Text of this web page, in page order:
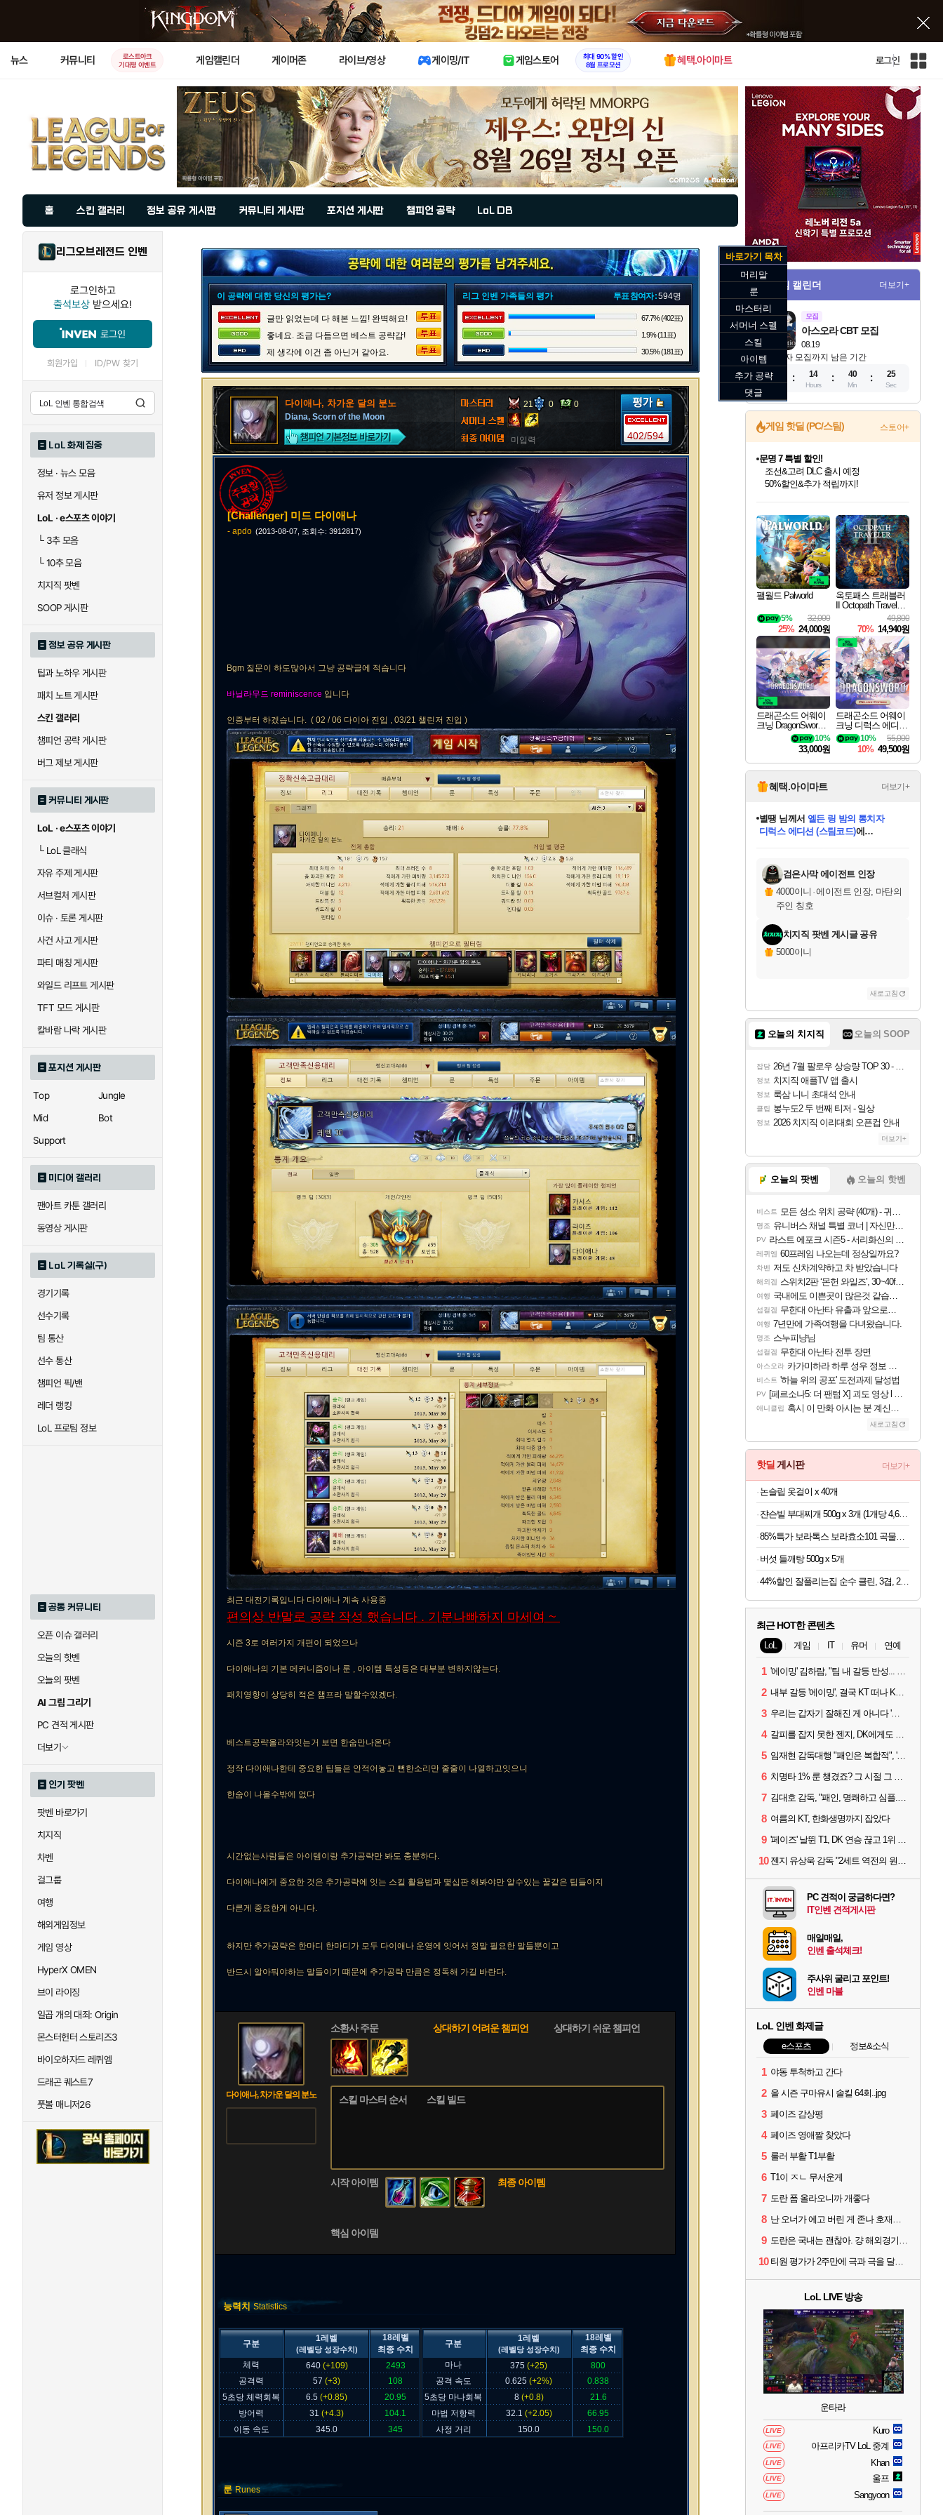
X
뉴스 커뮤니티
로스트아크
기대평 이벤트
게임캘린더 게이머존 라이브/영상 게이밍/IT 게임스토어
최대 90% 할인
8월 프로모션
혜택.아이마트 로그인
인
전
체
사
이
트
맵
홈 스킨 갤러리 정보 공유 게시판 커뮤니티 게시판 포지션 게시판 챔피언 공략 LoL DB
리그오브레전드 인벤
로그인하고
출석보상 받으세요!
로그인
회원가입 ID/PW 찾기
LoL 화제 집중
정보 · 뉴스 모음
유저 정보 게시판
LoL · e스포츠 이야기
└3추 모음
└10추 모음
치지직 팟벤
SOOP 게시판
정보 공유 게시판
팁과 노하우 게시판
패치 노트 게시판
스킨 갤러리
챔피언 공략 게시판
버그 제보 게시판
커뮤니티 게시판
LoL · e스포츠 이야기
└LoL 클래식
자유 주제 게시판
서브컬처 게시판
이슈 · 토론 게시판
사건 사고 게시판
파티 매칭 게시판
와일드 리프트 게시판
TFT 모드 게시판
칼바람 나락 게시판
포지션 게시판
Top
Jungle
Mid
Bot
Support
미디어 갤러리
팬아트 카툰 갤러리
동영상 게시판
LoL 기록실(구)
경기기록
선수기록
팀 통산
선수 통산
챔피언 픽/밴
레더 랭킹
LoL 프로팀 정보
공통 커뮤니티
오픈 이슈 갤러리
오늘의 핫벤
오늘의 팟벤
AI 그림 그리기
PC 견적 게시판
더보기
인기 팟벤
팟벤 바로가기
치지직
차벤
걸그룹
여행
해외게임정보
게임 영상
HyperX OMEN
브이 라이징
일곱 개의 대죄: Origin
몬스터헌터 스토리즈3
바이오하자드 레퀴엠
드래곤 퀘스트7
풋볼 매니저26
이 공략에 대한 당신의 평가는?
글만 읽었는데 다 해본 느낌! 완벽해요!
좋네요. 조금 다듬으면 베스트 공략감!
제 생각에 이건 좀 아닌거 같아요.
리그 인벤 가족들의 평가 투표 참여자 :594명
67.7% (402표)
1.9% (11표)
30.5% (181표)
다이애나, 차가운 달의 분노
Diana, Scorn of the Moon
21 0 0
미입력 402/594
[Challenger] 미드 다이애나
- apdo (2013-08-07, 조회수: 3912817)
Bgm 질문이 하도많아서 그냥 공략글에 적습니다
바닐라무드 reminiscence 입니다
인증부터 하겠습니다. ( 02 / 06 다이아 진입 , 03/21 챌린저 진입 )
최근 대전기록입니다 다이애나 계속 사용중
편의상 반말로 공략 작성 했습니다 . 기분나빠하지 마세여 ~
시즌 3로 여러가지 개편이 되었으나
다이애나의 기본 메커니즘이나 룬 , 아이템 특성등은 대부분 변하지않는다.
패치영향이 상당히 적은 챔프라 말할수있겠다.
베스트공략올라와잇는거 보면 한숨만나온다
정작 다이애나한테 중요한 팁들은 안적어놓고 뻔한소리만 줄줄이 나열하고잇으니
한숨이 나올수밖에 없다
시간없는사람들은 아이템이랑 추가공략만 봐도 충분하다.
다이애나에게 중요한 것은 추가공략에 잇는 스킬 활용법과 몇십판 해봐야만 알수있는 꿀같은 팁들이지
다른게 중요한게 아니다.
하지만 추가공략은 한마디 한마디가 모두 다이애나 운영에 잇어서 정말 필요한 말들뿐이고
반드시 알아둬야하는 말들이기 떄문에 추가공략 만큼은 정독해 가길 바란다.
다이애나, 차가운 달의 분노
소환사 주문 상대하기 어려운 챔피언 상대하기 쉬운 챔피언
스킬 마스터 순서 스킬 빌드
시작 아이템
핵심 아이템
최종 아이템
능력치 Statistics
구분
1레벨
(레벨당 성장수치)
18레벨
최종 수치
구분
1레벨
(레벨당 성장수치)
18레벨
최종 수치
체력
640 (+109) 2493 마나 375 (+25)
800
공격력
57 (+3) 108 공격 속도 0.625 (+2%)
0.838
5초당 체력회복
6.5 (+0.85) 20.95 5초당 마나회복 8 (+0.8)
21.6
방어력
31 (+4.3) 104.1 마법 저항력 32.1 (+2.05)
66.95
이동 속도
345.0 345 사정 거리 150.0 150.0
룬Runes
게임 캘린더 더보기+
모집
08.19
아스오라 CBT 모집
참가자 모집까지 남은 기간
11
Days
14
Hours
40
Min
23
Sec
게임 핫딜 (PC/스팀) 스토어+
최대 90% 할인가를 만나보세요!
네이버혜택과 함께 만나보세요!
문명 7 특별 할인!
조선&고려 DLC 출시 예정
50%할인&추가 적립까지!
네이버 포인트 혜택까지!
이니&베니 혜택까지!
네이버 혜택가와 함께 예약하세요!
할인&네이버혜택으로 만나보세요!
네이버페이 혜택과 만나보세요!
40주년 프로모션으로 만나보세요!
할인가에 만나보세요!
일부 에디션 상시 할인!
혜택으로 예약 판매 중
편안하게 충전하세요
팰월드 Palworld
32,000
5%
25% 24,000원
옥토패스 트래블러
II Octopath Traveler I
49,800
70% 14,940원
드래곤소드 어웨이
크닝 DragonSword A
10%
33,000원
드래곤소드 어웨이
크닝 디럭스 에디션
DragonSword Awake
ning Deluxe Edition
55,000
10%
10% 49,500원
혜택.아이마트 더보기+
교환.
별땡 님께서 엘든 링 밤의 통치자
디럭스 에디션 (스팀코드)에
당첨되셨습니다.
당첨되셨습니다.
당첨되셨습니다.
당첨되셨습니다.
당첨되셨습니다.
당첨되셨습니다.
에디션 (스팀코드)를 교환.
당첨되셨습니다.
검은사막 에이전트 인장
4000이니 ·에이전트 인장, 마탄의
주인 칭호
치지직 팟벤 게시글 공유
5000이니
새로고침
오늘의 치지직 오늘의 SOOP
잡담 26년 7월 팔로우 상승량 TOP 30 - 월간 치지직
정보 치지직 애플TV 앱 출시
정보 룩삼 니니 초대석 안내
클립 봉누도2 두 번째 티저 - 일상
정보 2026 치지직 이리대회 오픈컵 안내
더보기+
오늘의 팟벤 오늘의 핫벤
비스트 모든 성소 위치 공략 (40개) - 귀환한 영혼 도전과제
명조 유니버스 채널 특별 코너 | 자신만의 스타일
PV 라스트 에포크 시즌5 - 서리화신의 분노 티저
레퀴엠 60프레임 나오는데 정상일까요?
차벤 저도 신차계약하고 차 받았습니다
해외겜 스위치2판 ‘몬헌 와일즈’, 30~40fps 목표 추정
여행 국내에도 이쁜곳이 많은것 같습니다
섭컬겜 무한대 아난타 유출과 앞으로의 예상 (루머)
여행 7년만에 가족여행을 다녀왔습니다.
명조 스누피냥님
섭컬겜 무한대 아난타 전투 장면
아스오라 카가미하라 하루 성우 정보 및 주요 필모
비스트 '하늘 위의 공포' 도전과제 달성법
PV [페르소나5: 더 팬텀 X] 괴도 영상 l 타카마키 안·댄싱 스타
애니클립 혹시 이 만화 아시는 분 계신가요
새로고침
핫딜 게시판 더보기+
논슬립 옷걸이 x 40개
쟌슨빌 부대찌개 500g x 3개 (1개당 4,633원)
버섯 들깨탕 500g x 5개
44%할인 잘풀리는집 순수 클린, 3겹, 25m, 30롤, 2팩
최근 HOT한 콘텐츠
LoL 게임 IT 유머 연예
1 '에이밍' 김하람, "팀 내 갈등 반성... 끝까지 뛰고 싶었다"
2 내부 갈등 '에이밍', 결국 KT 떠나 KRX로...'지우'와 트레이드
3 우리는 갑자기 잘해진 게 아니다 '씨맥' 김대호 감독의 자신감
4 갈피를 잡지 못한 젠지, DK에게도 0:2 패배
5 임재현 감독대행 "패인은 복합적", '도란' "팀에 과부하 왔다"
6 치명타 1% 룬 챙겼죠? 그 시절 그 감성 '롤 클래식' 30일 출시
7 김대호 감독, "패인, 명쾌하고 심플...다시 힘낼 수 있어"
8 여름의 KT, 한화생명까지 잡았다
9 '페이즈' 날뛴 T1, DK 연승 끊고 1위 지켜
10 젠지 유상욱 감독 "2세트 역전의 원인...너무 급했다"
PC 견적이 궁금하다면?
IT인벤 견적게시판
매일매일,
인벤 출석체크!
주사위 굴리고 포인트!
인벤 마블
LoL 인벤 화제글
e스포츠 정보&소식
1 야동 투척하고 간다
2 올 시즌 구마유시 솔킬 64회..jpg
3 페이즈 감상평
4 페이즈 영애짤 찾았다
5 룰러 부활 T1부활
6 T1이 ㅈㄴ 무서운게
7 도란 폼 올라오니까 개좋다
8 난 오너가 에고 버린 게 존나 호재라고 봄
9 도란은 국내는 괜찮아. 걍 해외경기가 개 쓰레기라 그래
10 티원 평가가 2주만에 극과 극을 달리고 있네
LoL LIVE 방송
운타라
LIVE Kuro
LIVE 아프리카TV LoL 중계
LIVE Khan
LIVE 울프
LIVE Sangyoon
바로가기 목차
머리말
룬
마스터리
서머너 스펠
스킬
아이템
추가 공략
댓글